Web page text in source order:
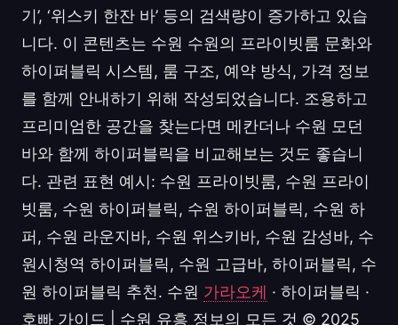
기’, ‘위스키 한잔 바’ 등의 검색량이 증가하고 있습
니다. 이 콘텐츠는 수원 수원의 프라이빗룸 문화와
하이퍼블릭 시스템, 룸 구조, 예약 방식, 가격 정보
를 함께 안내하기 위해 작성되었습니다. 조용하고
프리미엄한 공간을 찾는다면 메칸더나 수원 모던
바와 함께 하이퍼블릭을 비교해보는 것도 좋습니
다. 관련 표현 예시: 수원 프라이빗룸, 수원 프라이
빗룸, 수원 하이퍼블릭, 수원 하이퍼블릭, 수원 하
퍼, 수원 라운지바, 수원 위스키바, 수원 감성바, 수
원시청역 하이퍼블릭, 수원 고급바, 하이퍼블릭, 수
원 하이퍼블릭 추천. 수원 가라오케 · 하이퍼블릭 ·
호빠 가이드 | 수원 유흥 정보의 모든 것 © 2025